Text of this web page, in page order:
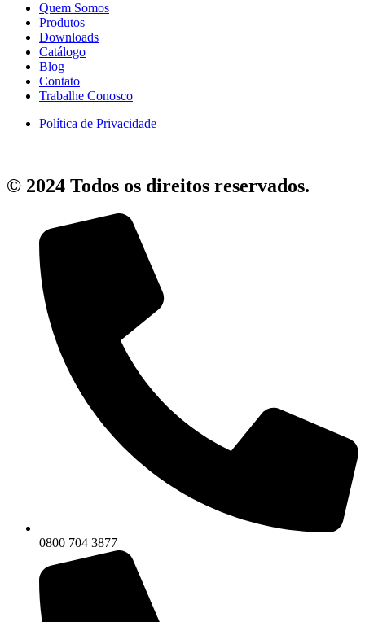
Quem Somos
Produtos
Downloads
Catálogo
Blog
Contato
Trabalhe Conosco
Política de Privacidade
© 2024 Todos os direitos reservados.
0800 704 3877